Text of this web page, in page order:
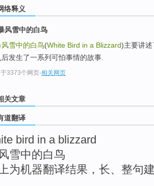
络释义
风雪中的白鸟
风雪中的白鸟(White Bird in a Blizzard)主要讲
后发生了一系列可怕事情的故事.
3373个网页-相关网页
关文章
道翻译
bird in a blizzard
雪中的白鸟
为机器翻译结果，长、整句